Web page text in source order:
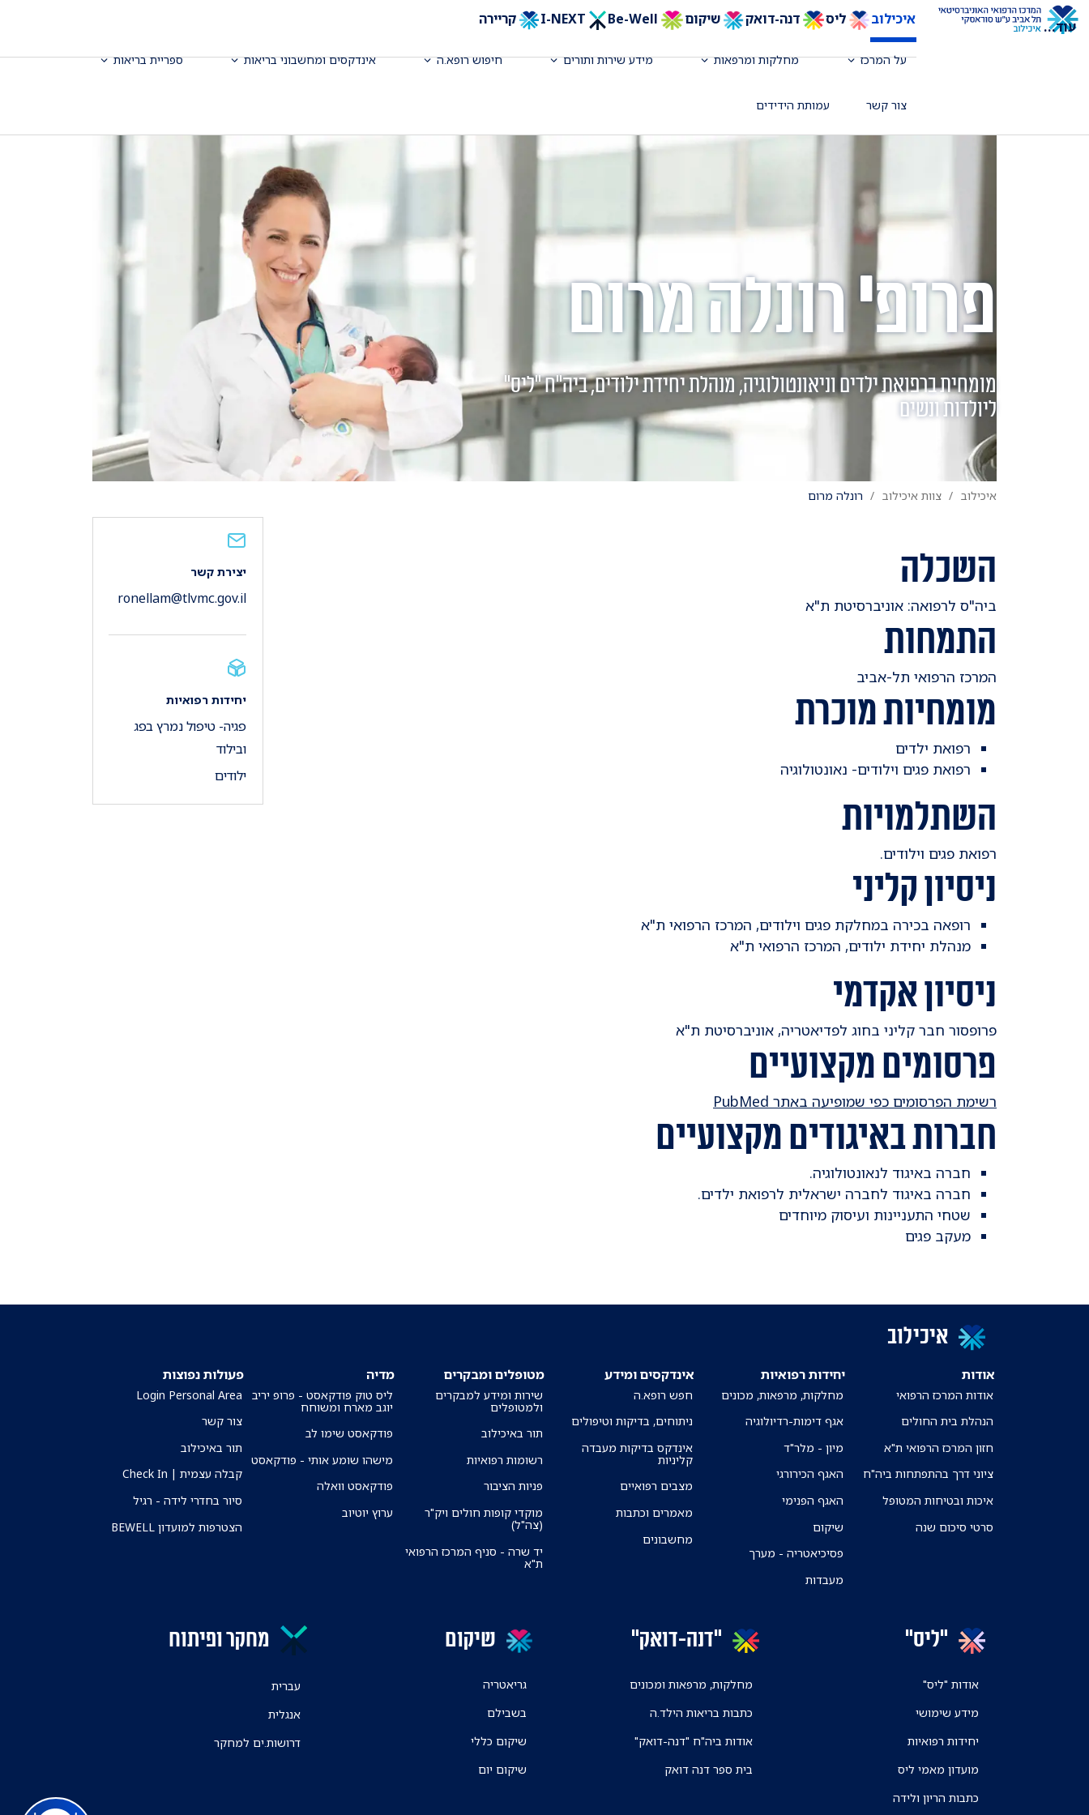
איכילוב ליס דנה-דואק שיקום Be-Well קריירה
על המרכז מחלקות ומרפאות מידע שירות ותורים חיפוש רופא.ה אינדקסים ומחשבוני בריאות ספריית בריאות
צור קשר עמותת הידידים
עוד...
פרופ' רונלה מרום
מומחית ברפואת ילדים וניאונטולוגיה, מנהלת יחידת ילודים, ביה"ח "ליס"
ליולדות ונשים
איכילוב צוות איכילוב רונלה מרום
השכלה
ביה"ס לרפואה: אוניברסיטת ת"א
התמחות
המרכז הרפואי תל-אביב
מומחיות מוכרת
רפואת ילדים
רפואת פגים וילודים- נאונטולוגיה
השתלמויות
רפואת פגים וילודים.
ניסיון קליני
רופאה בכירה במחלקת פגים וילודים, המרכז הרפואי ת"א
מנהלת יחידת ילודים, המרכז הרפואי ת"א
ניסיון אקדמי
​פרופסור חבר קליני בחוג לפדיאטריה, אוניברסיטת ת"א
פרסומים מקצועיים
רשימת הפרסומים כפי שמופיעה באתר PubMed
חברות באיגודים מקצועיים
חברה באיגוד לנאונטולוגיה.
חברה באיגוד לחברה ישראלית לרפואת ילדים.
שטחי התעניינות ועיסוק מיוחדים
מעקב פגים
יצירת קשר
ronellam@tlvmc.gov.il
יחידות רפואיות
פגיה- טיפול נמרץ בפג
ובילוד
ילודים
איכילוב
אודות
אודות המרכז הרפואי
הנהלת בית החולים
חזון המרכז הרפואי ת"א
ציוני דרך בהתפתחות ביה"ח
איכות ובטיחות המטופל
סרטי סיכום שנה
יחידות רפואיות
מחלקות, מרפאות, מכונים
אגף דימות-רדיולוגיה
מיון - מלר"ד
האגף הכירורגי
האגף הפנימי
שיקום
פסיכיאטריה - מערך
מעבדות
אינדקסים ומידע
חפש רופא.ה
ניתוחים, בדיקות וטיפולים
אינדקס בדיקות מעבדה
קליניות
מצבים רפואיים
מאמרים וכתבות
מחשבונים
מטופלים ומבקרים
שירות ומידע למבקרים
ולמטופלים
תור באיכילוב
רשומות רפואיות
פניות הציבור
מוקדי קופות חולים ויק"ר
(צה"ל)
יד שרה - סניף המרכז הרפואי
ת"א
מדיה
ליס טוק פודקאסט - פרופ יריב
יוגב מארח ומשוחח
פודקאסט שימו לב
מישהו שומע אותי - פודקאסט
פודקאסט וואלה
ערוץ יוטיוב
פעולות נפוצות
Login Personal Area
צור קשר
תור באיכילוב
קבלה עצמית | Check In
סיור בחדרי לידה - רגיל
הצטרפות למועדון BEWELL
"ליס"
אודות "ליס"
מידע שימושי
יחידות רפואיות
מועדון מאמי ליס
כתבות הריון ולידה
"דנה-דואק"
מחלקות, מרפאות ומכונים
כתבות בריאות הילד.ה
אודות ביה"ח "דנה-דואק"
בית ספר דנה דואק
שיקום
גריאטריה
בשבילם
שיקום כללי
שיקום יום
מחקר ופיתוח
עברית
אנגלית
דרושות.ים למחקר